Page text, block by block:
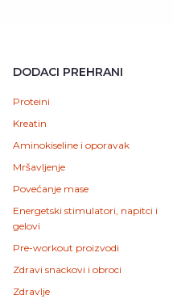
DODACI PREHRANI
Proteini
Kreatin
Aminokiseline i oporavak
Mršavljenje
Povećanje mase
Energetski stimulatori, napitci i
gelovi
Pre-workout proizvodi
Zdravi snackovi i obroci
Zdravlje